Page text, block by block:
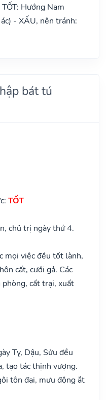
Hướng Nam
- XẤU, nên tránh:
bát tú
TỐT
chủ trị ngày thứ 4.
mọi việc đều tốt lành,
cất, cưới gả. Các
cất trại, xuất
Tỵ, Dậu, Sửu đều
tạo tác thịnh vượng.
tôn đại, mưu động ắt